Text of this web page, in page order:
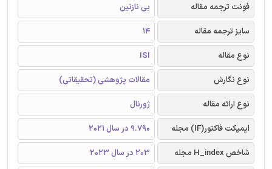
فونت ترجمه مقاله
بی نازنین
سایز ترجمه مقاله
14
نوع مقاله
ISI
نوع نگارش
مقالات پژوهشی (تحقیقاتی)
نوع ارائه مقاله
ژورنال
ایمپکت فاکتور(IF) مجله
9.790 در سال 2021
شاخص H_index مجله
203 در سال 2023